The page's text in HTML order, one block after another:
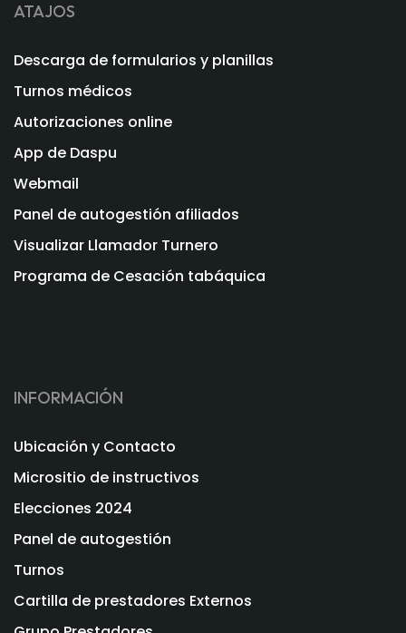
ATAJOS
Descarga de formularios y planillas
Turnos médicos
Autorizaciones online
App de Daspu
Webmail
Panel de autogestión afiliados
Visualizar Llamador Turnero
Programa de Cesación tabáquica
INFORMACIÓN
Ubicación y Contacto
Micrositio de instructivos
Elecciones 2024
Panel de autogestión
Turnos
Cartilla de prestadores Externos